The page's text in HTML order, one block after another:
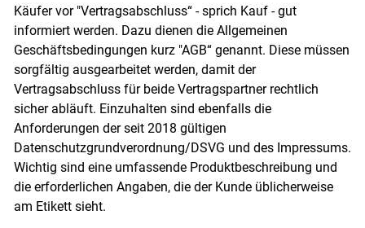
Käufer vor "Vertragsabschluss“ - sprich Kauf - gut
informiert werden. Dazu dienen die Allgemeinen
Geschäftsbedingungen kurz "AGB“ genannt. Diese müssen
sorgfältig ausgearbeitet werden, damit der
Vertragsabschluss für beide Vertragspartner rechtlich
sicher abläuft. Einzuhalten sind ebenfalls die
Anforderungen der seit 2018 gültigen
Datenschutzgrundverordnung/DSVG und des Impressums.
Wichtig sind eine umfassende Produktbeschreibung und
die erforderlichen Angaben, die der Kunde üblicherweise
am Etikett sieht.